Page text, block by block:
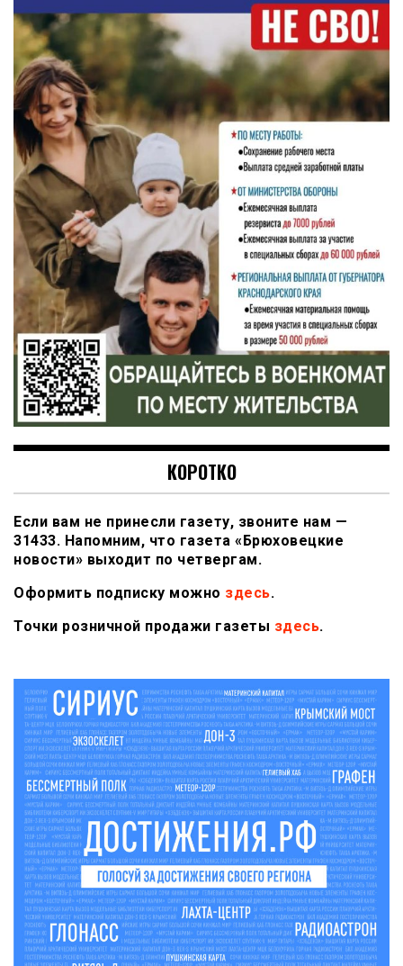
КОРОТКО
Если вам не принесли газету, звоните нам —
31433. Напомним, что газета «Брюховецкие
новости» выходит по четвергам.
Оформить подписку можно здесь.
Точки розничной продажи газеты здесь.